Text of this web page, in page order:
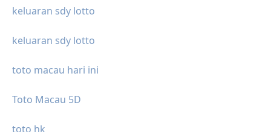
keluaran sdy lotto
keluaran sdy lotto
toto macau hari ini
Toto Macau 5D
toto hk